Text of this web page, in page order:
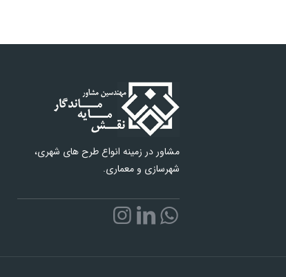
مشاور در زمینه انواع طرح های شهری،
شهرسازی و معماری.